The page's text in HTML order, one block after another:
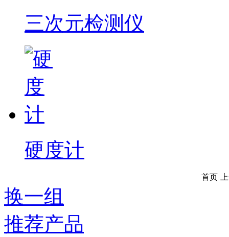
三次元检测仪
硬度计
首页
换一组
推荐产品